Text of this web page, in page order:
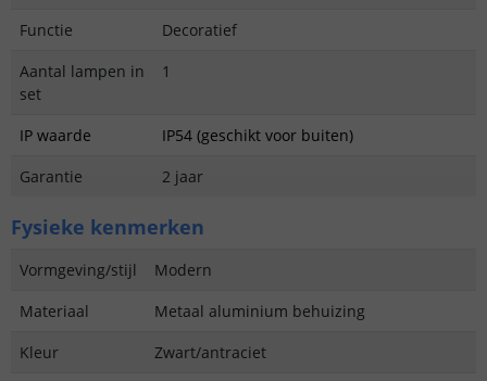
Functie
Decoratief
Aantal lampen in
set
1
IP waarde
IP54 (geschikt voor buiten)
Garantie
2 jaar
Fysieke kenmerken
Vormgeving/stijl
Modern
Materiaal
Metaal aluminium behuizing
Kleur
Zwart/antraciet